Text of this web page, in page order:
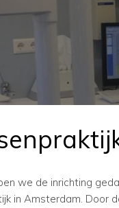
we de inrichting
in Amsterdam. Door